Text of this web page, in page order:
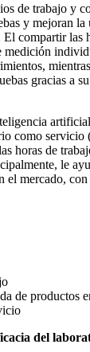
de trabajo y
y mejoran
compartir las
medición
gracias a
como servicio
horas de
le
el mercado,
de productos
del